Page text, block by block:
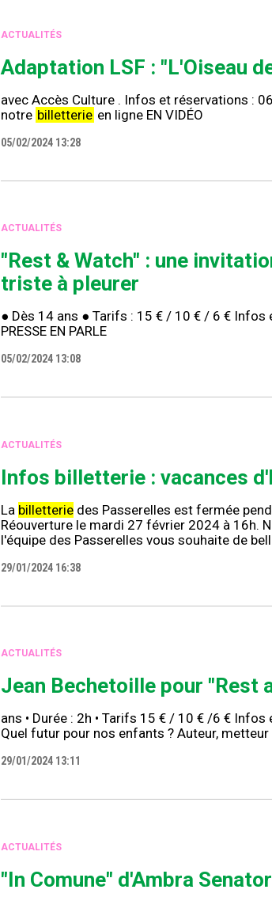
ACTUALITÉS
Adaptation LSF : "L'Oiseau
avec Accès Culture . Infos et réservations :
notre billetterie en ligne EN VIDÉO
05/02/2024 13:28
ACTUALITÉS
"Rest & Watch" : une
triste à pleurer
● Dès 14 ans ● Tarifs : 15 € / 10 € / 6 €
PRESSE EN PARLE
05/02/2024 13:08
ACTUALITÉS
Infos billetterie : vacances
La billetteriedes Passerelles est fermée
Réouverture le mardi 27 février 2024 à 16h.
l'équipe des Passerelles vous souhaite de
29/01/2024 16:38
ACTUALITÉS
Jean Bechetoille pour "Rest
ans • Durée : 2h • Tarifs 15 € / 10 € /6 €
Quel futur pour nos enfants ? Auteur,
29/01/2024 13:11
ACTUALITÉS
"In Comune" d'Ambra